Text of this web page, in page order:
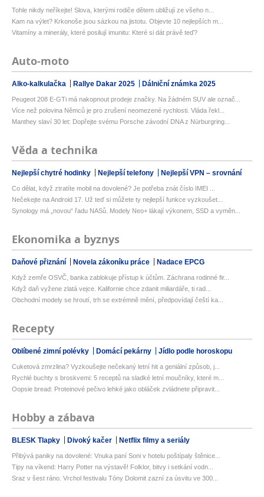
Tohle nikdy neříkejte! Slova, kterými rodiče dětem ubližují ze všeho n...
Kam na výlet? Krkonoše jsou sázkou na jistotu. Objevte 10 nejlepších m...
Vitamíny a minerály, které posilují imunitu: Které si dát právě teď?
Auto-moto
Alko-kalkulačka Rallye Dakar 2025 Dálniční známka 2025
Peugeot 208 E-GTi má nakopnout prodeje značky. Na žádném SUV ale označ...
Více než polovina Němců je pro zrušení neomezené rychlosti. Vláda řekl...
Manthey slaví 30 let: Dopřejte svému Porsche závodní DNA z Nürburgring...
Věda a technika
Nejlepší chytré hodinky Nejlepší telefony Nejlepší VPN – srovnání
Co dělat, když ztratíte mobil na dovolené? Je potřeba znát číslo IMEI ...
Nečekejte na Android 17. Už teď si můžete ty nejlepší funkce vyzkoušet...
Synology má „novou“ řadu NASů. Modely Neo+ lákají výkonem, SSD a vyměn...
Ekonomika a byznys
Daňové přiznání Novela zákoníku práce Nadace EPCG
Když zemře OSVČ, banka zablokuje přístup k účtům. Záchrana rodinné fir...
Když daň vyžene zlatá vejce. Kalifornie chce zdanit miliardáře, ti rad...
Obchodní modely se hroutí, trh se extrémně mění, předpovídají čeští ka...
Recepty
Oblíbené zimní polévky Domácí pekárny Jídlo podle horoskopu
Cuketová zmrzlina? Vyzkoušejte nečekaný letní hit a geniální způsob, j...
Rychlé buchty s broskvemi: 5 receptů na sladké letní moučníky, které m...
Oopsie bread: Proteinové pečivo lehké jako obláček zvládnete připravit...
Hobby a zábava
BLESK Tlapky Divoký kačer Netflix filmy a seriály
Přibývá paniky na dovolené: Vnuka paní Soni v hotelu poštípaly štěnice...
Tipy na víkend: Harry Potter na výstavě! Folklor, bitvy i setkání vodn...
Sraz v šest ráno. Vrchol festivalu Tóny Dolomit zazní za úsvitu ve 300...